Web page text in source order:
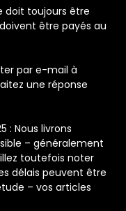
doit toujours être
être payés au
par e-mail à
une réponse
: Nous livrons
– généralement
toutefois noter
délais peuvent être
– vos articles